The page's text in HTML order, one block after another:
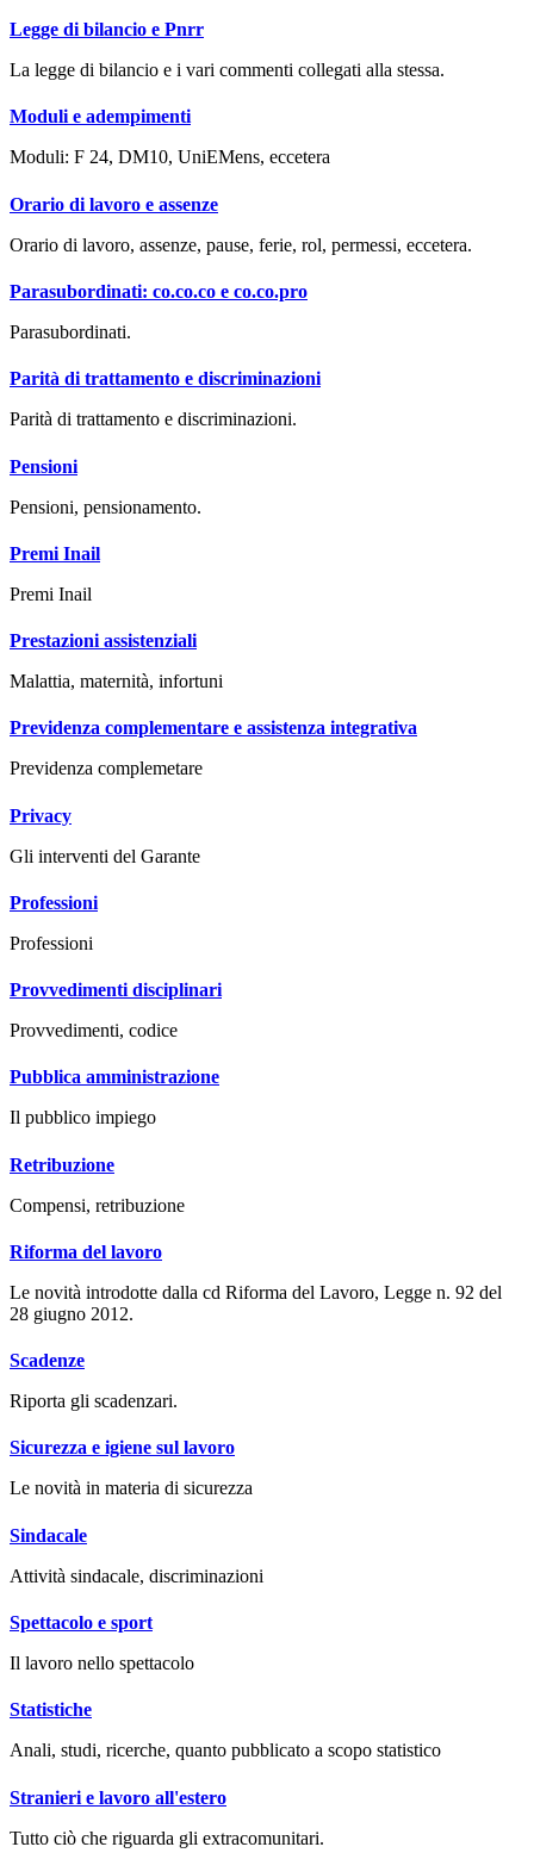
Legge di bilancio e Pnrr
La legge di bilancio e i vari commenti collegati alla stessa.
Moduli e adempimenti
Moduli: F 24, DM10, UniEMens, eccetera
Orario di lavoro e assenze
Orario di lavoro, assenze, pause, ferie, rol, permessi, eccetera.
Parasubordinati: co.co.co e co.co.pro
Parasubordinati.
Parità di trattamento e discriminazioni
Parità di trattamento e discriminazioni.
Pensioni
Pensioni, pensionamento.
Premi Inail
Premi Inail
Prestazioni assistenziali
Malattia, maternità, infortuni
Previdenza complementare e assistenza integrativa
Previdenza complemetare
Privacy
Gli interventi del Garante
Professioni
Professioni
Provvedimenti disciplinari
Provvedimenti, codice
Pubblica amministrazione
Il pubblico impiego
Retribuzione
Compensi, retribuzione
Riforma del lavoro
Le novità introdotte dalla cd Riforma del Lavoro, Legge n. 92 del
28 giugno 2012.
Scadenze
Riporta gli scadenzari.
Sicurezza e igiene sul lavoro
Le novità in materia di sicurezza
Sindacale
Attività sindacale, discriminazioni
Spettacolo e sport
Il lavoro nello spettacolo
Statistiche
Anali, studi, ricerche, quanto pubblicato a scopo statistico
Stranieri e lavoro all'estero
Tutto ciò che riguarda gli extracomunitari.